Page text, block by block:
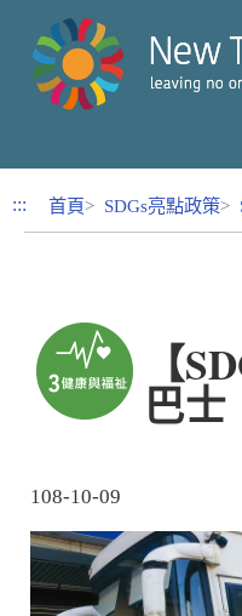
跳到內容區塊
::: 首頁 SDGs亮點政策
【
巴士
108-10-09